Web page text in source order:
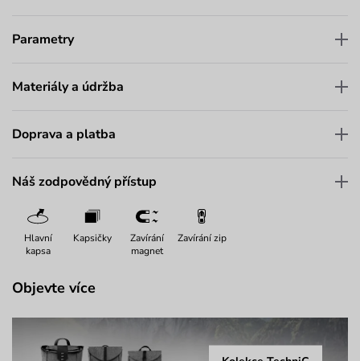
Parametry
Materiály a údržba
Doprava a platba
Náš zodpovědný přístup
Hlavní
kapsa
Kapsičky
Zavírání
magnet
Zavírání zip
Objevte více